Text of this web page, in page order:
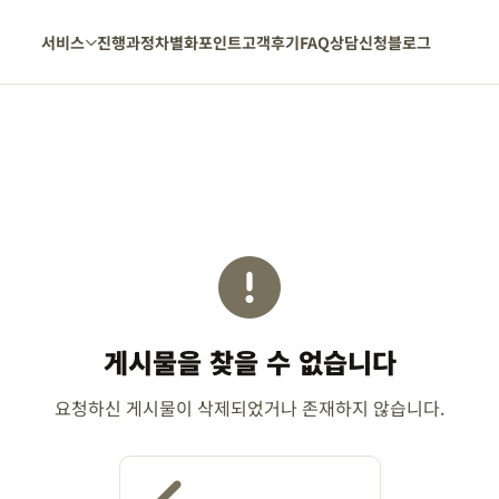
서비스 진행과정차별화포인트고객후기FAQ상담신청블로그
게시물을 찾을 수 없습니다
요청하신 게시물이 삭제되었거나 존재하지 않습니다.